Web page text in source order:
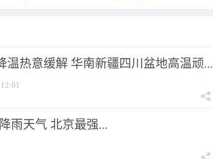
温热意缓解 华南新疆四川盆地高温顽...
12:01
雨天气 北京最强...